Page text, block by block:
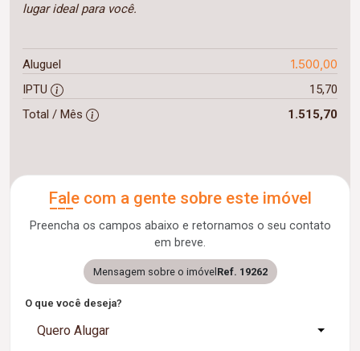
lugar ideal para você.
Aluguel 1.500,00
IPTU
15,70
Total / Mês
1.515,70
Fale com a gente sobre este imóvel
Preencha os campos abaixo e retornamos o seu contato
em breve.
Mensagem sobre o imóvelRef. 19262
O que você deseja?
Quero Alugar